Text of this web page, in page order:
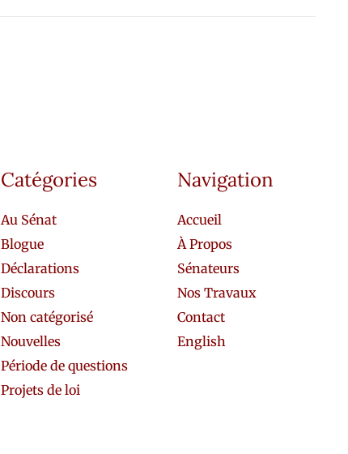
Catégories
Au Sénat
Blogue
Déclarations
Discours
Non catégorisé
Nouvelles
Période de questions
Projets de loi
Navigation
Accueil
À Propos
Sénateurs
Nos Travaux
Contact
English